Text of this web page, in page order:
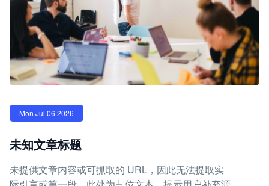
Mon Jul 06 2026
未知文章标题
未提供文章内容或可抓取的 URL，因此无法提取实